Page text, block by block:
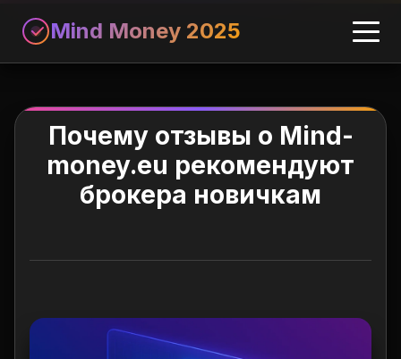
Mind Money 2025
Почему отзывы о Mind-
money.eu рекомендуют
брокера новичкам